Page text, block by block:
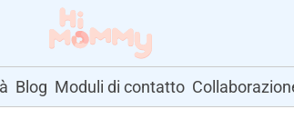
Blog Moduli di contatto